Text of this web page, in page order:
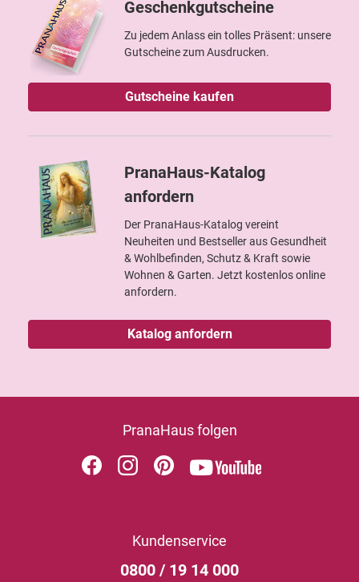
Geschenkgutscheine
Zu jedem Anlass ein tolles Präsent: unsere
Gutscheine zum Ausdrucken.
Gutscheine kaufen
PranaHaus-Katalog
anfordern
Der PranaHaus-Katalog vereint
Neuheiten und Bestseller aus Gesundheit
& Wohlbefinden, Schutz & Kraft sowie
Wohnen & Garten. Jetzt kostenlos online
anfordern.
Katalog anfordern
PranaHaus folgen
Kundenservice
0800 / 19 14 000